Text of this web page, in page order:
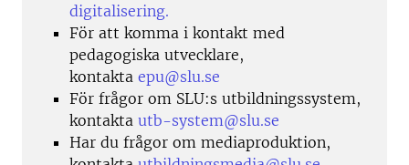
digitalisering.
För att komma i kontakt med
pedagogiska utvecklare,
kontakta epu@slu.se
För frågor om SLU:s utbildningssystem,
kontakta utb-system@slu.se
Har du frågor om mediaproduktion,